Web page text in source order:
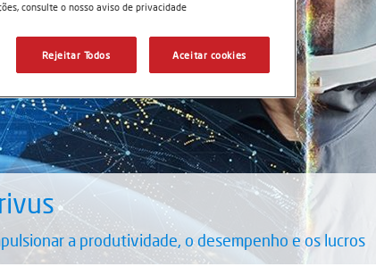
a produtividade, o desempenho e os lucros
consulte o nosso aviso de privacidade
Rejeitar Todos Aceitar cookies